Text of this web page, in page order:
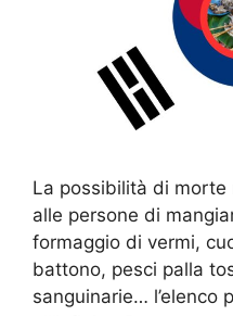
La possibilità di morte
alle persone di
formaggio di vermi,
battono, pesci palla
sanguinarie… l’elenco